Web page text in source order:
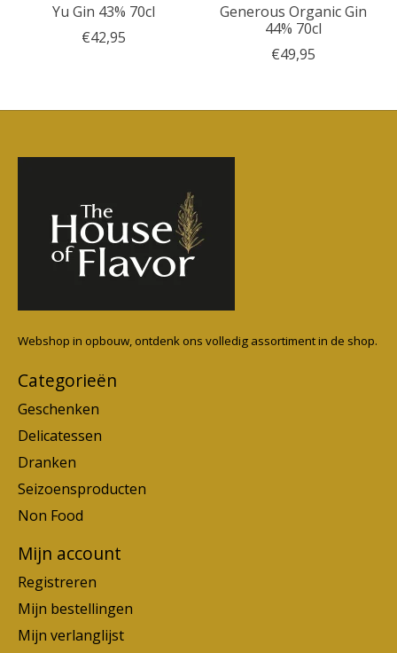
Yu Gin 43% 70cl
€42,95
Generous Organic Gin
44% 70cl
€49,95
Webshop in opbouw, ontdenk ons volledig assortiment in de shop.
Categorieën
Geschenken
Delicatessen
Dranken
Seizoensproducten
Non Food
Mijn account
Registreren
Mijn bestellingen
Mijn verlanglijst